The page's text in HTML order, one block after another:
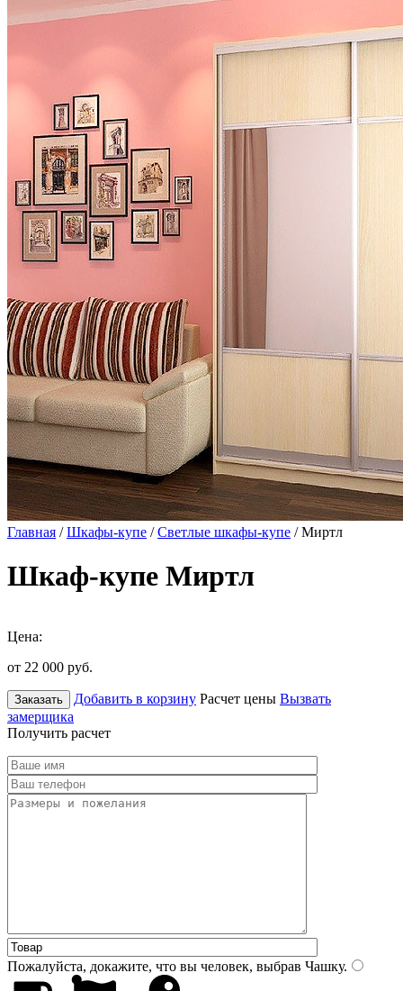
Главная /Шкафы-купе /Светлые шкафы-купе / Миртл
Шкаф-купе Миртл
Цена:
от 22 000 руб.
Заказать Добавить в корзину Расчет цены Вызвать
замерщика
Получить расчет
Пожалуйста, докажите, что вы человек, выбрав Чашку.